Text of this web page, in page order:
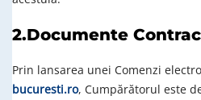
2.Documente
Prin lansarea unei Comenzi
bucuresti.ro, Cumpărătorul este